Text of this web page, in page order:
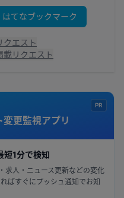
はてなブックマーク
クエスト
載リクエスト
PR
更監視アプリ
短1分で検知
求人・ニュース更新などの変化
ばすぐにプッシュ通知でお知